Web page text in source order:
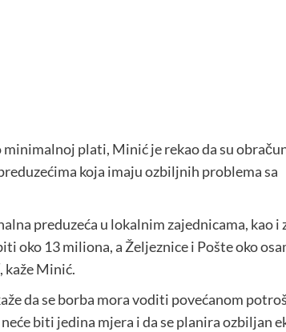
plati, Minić je rekao da su
koja imaju ozbiljnih problema sa
preduzeća u lokalnim zajednicama, kao i
oko 13 miliona, a Željeznice i Pošte oko
kaže Minić.
da se borba mora voditi povećanom
biti jedina mjera i da se planira ozbiljan